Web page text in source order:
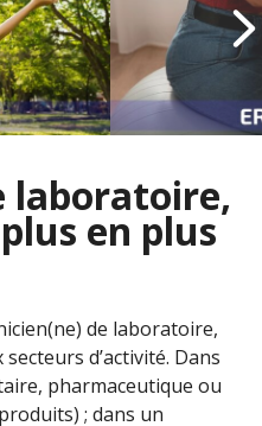
fort
laboratoire,
en plus
de laboratoire,
d’activité. Dans
pharmaceutique ou
; dans un